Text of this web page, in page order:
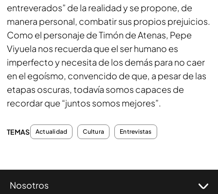
entreverados” de la realidad y se propone, de
manera personal, combatir sus propios prejuicios.
Como el personaje de Timón de Atenas, Pepe
Viyuela nos recuerda que el ser humano es
imperfecto y necesita de los demás para no caer
en el egoísmo, convencido de que, a pesar de las
etapas oscuras, todavía somos capaces de
recordar que “juntos somos mejores”.
TEMAS Actualidad Cultura Entrevistas
Nosotros